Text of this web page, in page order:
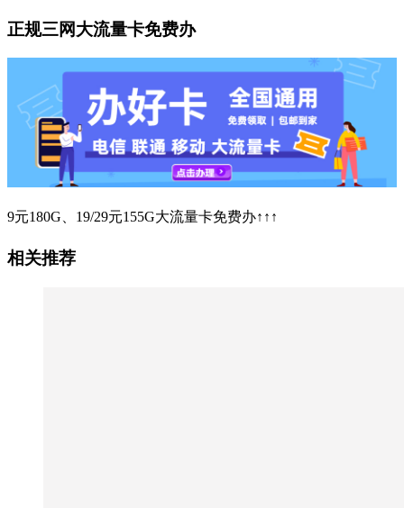
正规三网大流量卡免费办
9元180G、19/29元155G大流量卡免费办↑↑↑
相关推荐